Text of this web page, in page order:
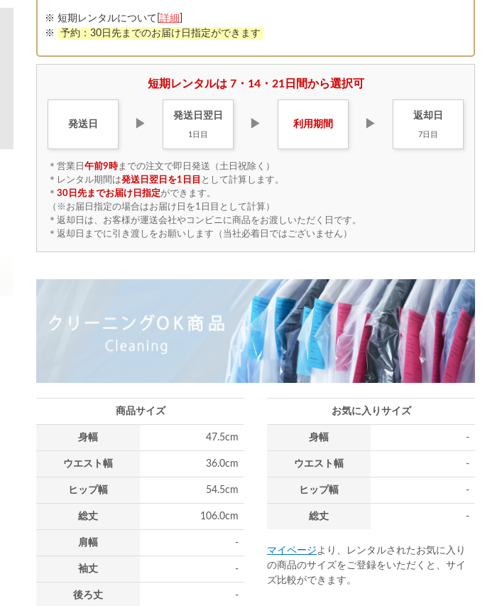
※ 短期レンタルについて[ 詳細
※
予約：30日先までのお届け日指定ができます
短期レンタルは 7・14・21日間から選択可
発送日 ▶
発送日 翌日
1日目
▶ 利用期間 ▶
返却日
7日目
＊営業日 午前9時までの注文で即日発送（土日祝除く）
＊レンタル期間は発送日翌日を1日目 として計算します。
＊ 30日先までお届け日指定ができます。
（※お届日指定の場合はお届け日を1日目として計算）
＊返却日は、お客様が運送会社やコンビニに商品をお渡しいただく日です。
＊返却日までに引き渡しをお願いします（当社必着日ではございません）
商品サイズ
身幅 47.5cm
ウエスト幅 36.0cm
ヒップ幅 54.5cm
総丈 106.0cm
肩幅 -
袖丈 -
後ろ丈 -
お気に入りサイズ
身幅 -
ウエスト幅 -
ヒップ幅 -
総丈 -
マイページより、レンタルされたお気に入り
の商品のサイズをご登録をいただくと、サイ
ズ比較ができます。